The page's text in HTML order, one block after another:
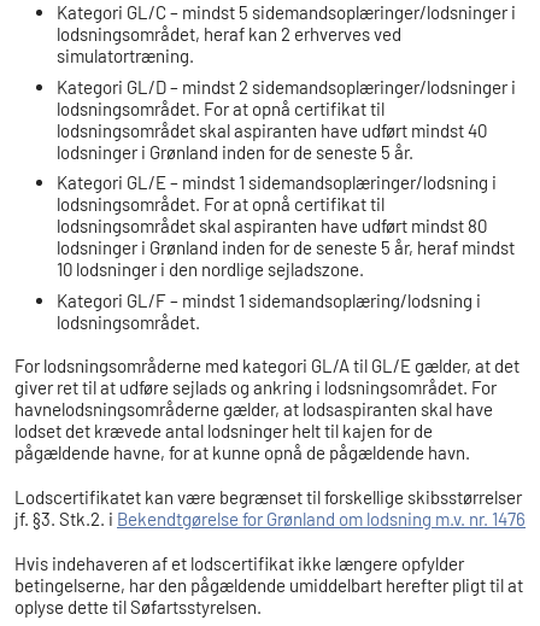
Kategori GL/C – mindst 5 sidemandsoplæringer/lodsninger i
lodsningsområdet, heraf kan 2 erhverves ved
simulatortræning.
Kategori GL/D – mindst 2 sidemandsoplæringer/lodsninger i
lodsningsområdet. For at opnå certifikat til
lodsningsområdet skal aspiranten have udført mindst 40
lodsninger i Grønland inden for de seneste 5 år.
Kategori GL/E – mindst 1 sidemandsoplæringer/lodsning i
lodsningsområdet. For at opnå certifikat til
lodsningsområdet skal aspiranten have udført mindst 80
lodsninger i Grønland inden for de seneste 5 år, heraf mindst
10 lodsninger i den nordlige sejladszone.
Kategori GL/F – mindst 1 sidemandsoplæring/lodsning i
lodsningsområdet.
For lodsningsområderne med kategori GL/A til GL/E gælder, at det
giver ret til at udføre sejlads og ankring i lodsningsområdet. For
havnelodsningsområderne gælder, at lodsaspiranten skal have
lodset det krævede antal lodsninger helt til kajen for de
pågældende havne, for at kunne opnå de pågældende havn.
Lodscertifikatet kan være begrænset til forskellige skibsstørrelser
jf. §3. Stk.2. i Bekendtgørelse for Grønland om lodsning m.v. nr. 1476
Hvis indehaveren af et lodscertifikat ikke længere opfylder
betingelserne, har den pågældende umiddelbart herefter pligt til at
oplyse dette til Søfartsstyrelsen.